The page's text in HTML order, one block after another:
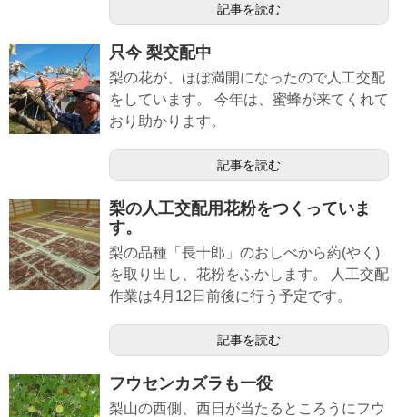
記事を読む
只今 梨交配中
梨の花が、ほぼ満開になったので人工交配
をしています。 今年は、蜜蜂が来てくれて
おり助かります。
記事を読む
梨の人工交配用花粉をつくっていま
す。
梨の品種「長十郎」のおしべから葯(やく)
を取り出し、花粉をふかします。 人工交配
作業は4月12日前後に行う予定です。
記事を読む
フウセンカズラも一役
梨山の西側、西日が当たるところうにフウ